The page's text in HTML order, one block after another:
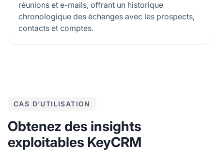
réunions et e-mails, offrant un historique
chronologique des échanges avec les prospects,
contacts et comptes.
CAS D’UTILISATION
Obtenez des insights
exploitables KeyCRM